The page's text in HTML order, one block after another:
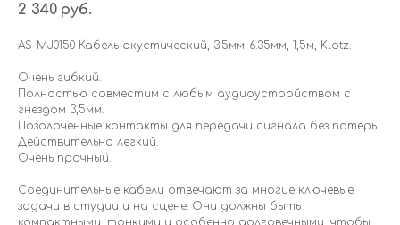
2 340 руб.
AS-MJ0150 Кабель акустический, 3.5мм-6.35мм, 1,5м, Klotz.
Очень гибкий.
Полностью совместим с любым аудиоустройством с
гнездом 3,5мм.
Позолоченные контакты для передачи сигнала без потерь.
Действительно легкий.
Очень прочный.
Соединительные кабели отвечают за многие ключевые
задачи в студии и на сцене. Они должны быть
компактными, тонкими и особенно долговечными, чтобы